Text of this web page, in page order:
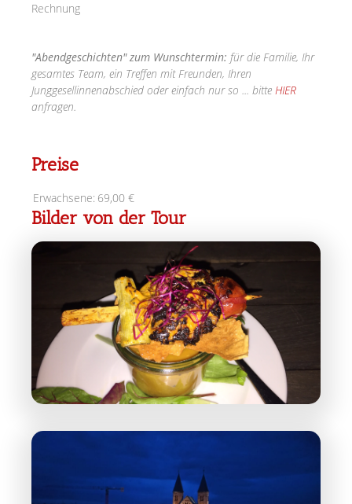
Rechnung
"Abendgeschichten" zum Wunschtermin: für die Familie, Ihr
gesamtes Team, ein Treffen mit Freunden, Ihren
Junggesellinnenabschied oder einfach nur so ... bitte HIER
anfragen.
Preise
Erwachsene: 69,00 €
Bilder von der Tour